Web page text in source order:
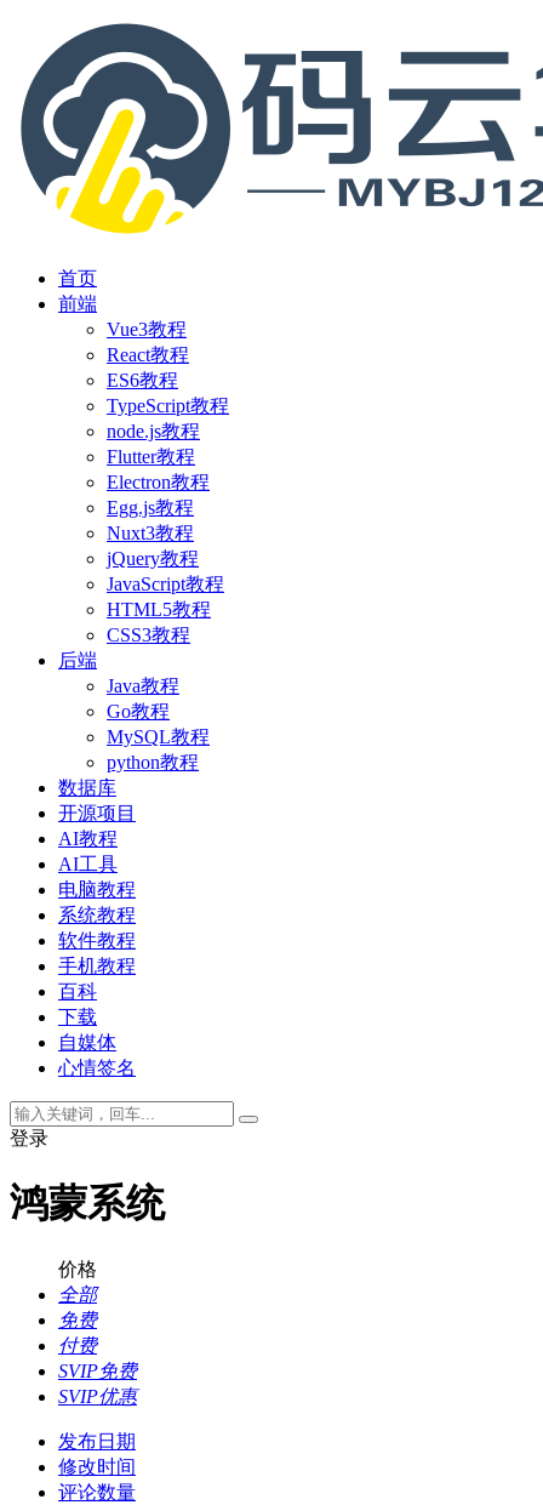
首页
前端
Vue3教程
React教程
ES6教程
TypeScript教程
node.js教程
Flutter教程
Electron教程
Egg.js教程
Nuxt3教程
jQuery教程
JavaScript教程
HTML5教程
CSS3教程
后端
Java教程
Go教程
MySQL教程
python教程
数据库
开源项目
AI教程
AI工具
电脑教程
系统教程
软件教程
手机教程
百科
下载
自媒体
心情签名
登录
鸿蒙系统
价格
全部
免费
付费
SVIP免费
SVIP优惠
发布日期
修改时间
评论数量